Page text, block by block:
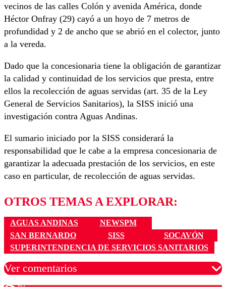
vecinos de las calles Colón y avenida América, donde
Héctor Onfray (29) cayó a un hoyo de 7 metros de
profundidad y 2 de ancho que se abrió en el colector, junto
a la vereda.
Dado que la concesionaria tiene la obligación de garantizar
la calidad y continuidad de los servicios que presta, entre
ellos la recolección de aguas servidas (art. 35 de la Ley
General de Servicios Sanitarios), la SISS inició una
investigación contra Aguas Andinas.
El sumario iniciado por la SISS considerará la
responsabilidad que le cabe a la empresa concesionaria de
garantizar la adecuada prestación de los servicios, en este
caso en particular, de recolección de aguas servidas.
OTROS TEMAS A EXPLORAR:
AGUAS ANDINAS
NEWSPM
SAN BERNARDO
SISS
SOCAVÓN
SUPERINTENDENCIA DE SERVICIOS SANITARIOS
Ver comentarios